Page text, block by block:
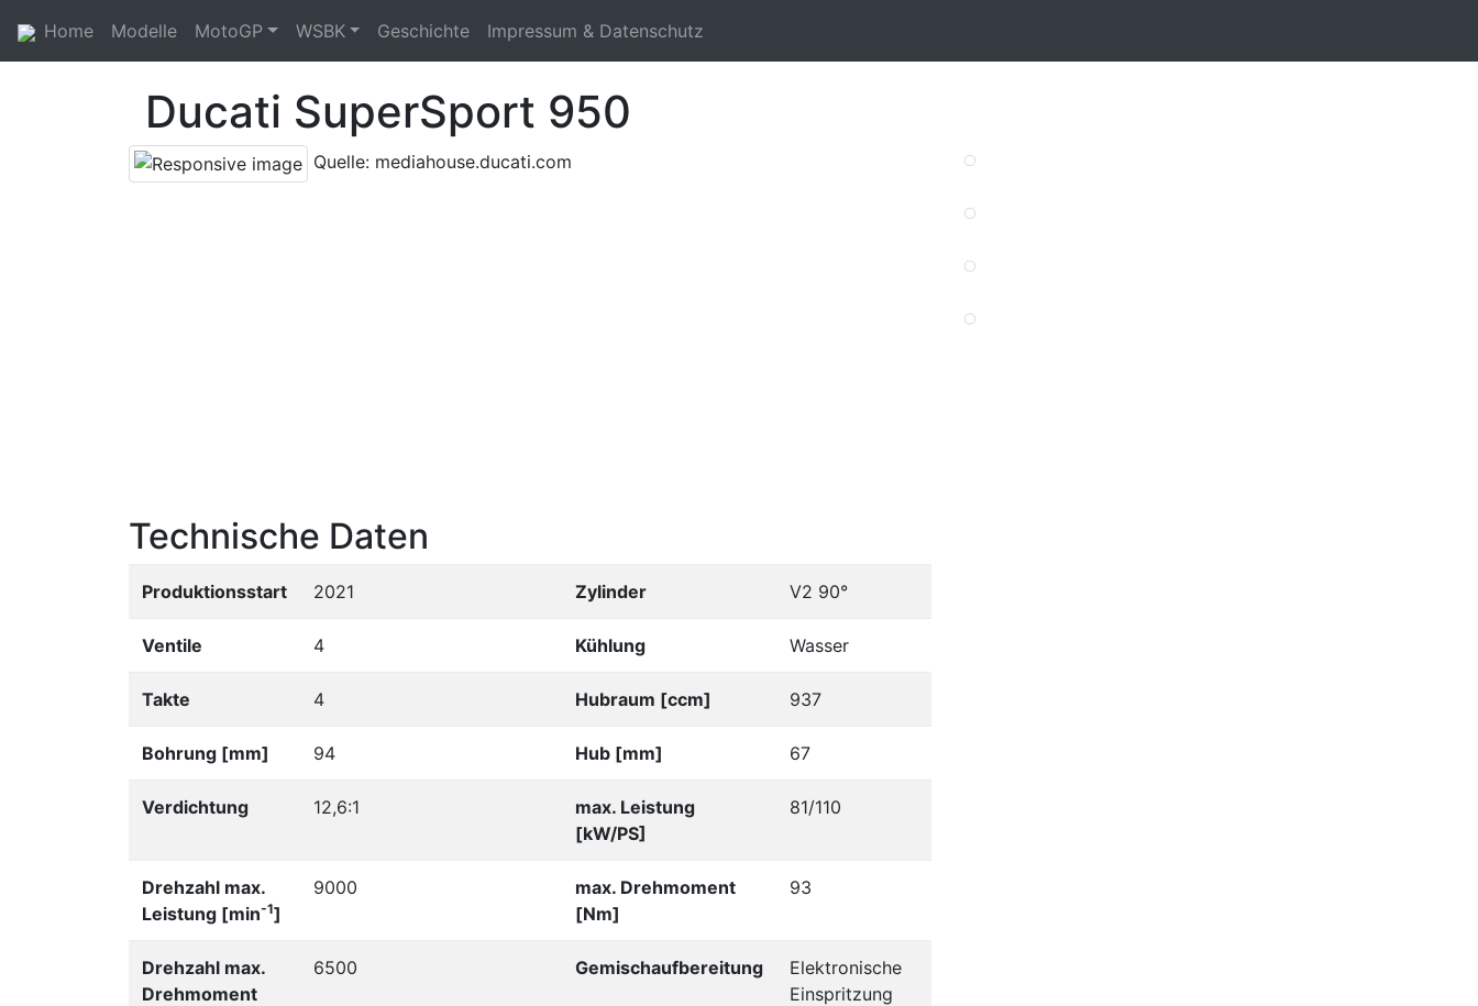
Home Modelle MotoGP WSBK Geschichte Impressum & Datenschutz
Ducati SuperSport 950
Quelle: mediahouse.ducati.com
Technische Daten
Produktionsstart 2021 Zylinder V2 90°
Ventile 4 Kühlung Wasser
Takte 4 Hubraum [ccm] 937
Bohrung [mm] 94 Hub [mm] 67
Verdichtung 12,6:1
max. Leistung
[kW/PS]
81/110
Drehzahl max.
Leistung [min-1]
9000
max. Drehmoment
[Nm]
93
Drehzahl max.
Drehmoment
6500 Gemischaufbereitung
Elektronische
Einspritzung